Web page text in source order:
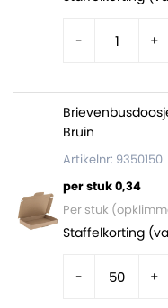
- +
Bruin
Artikelnr: 9350150
per stuk 0,34
Per stuk
Staffelkorting
- +